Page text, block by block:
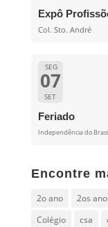
Expô
Col. Sto. André
SEG
07
SET
Feriado
Independência do
Encontre
2o ano 2os
Colégio
csa